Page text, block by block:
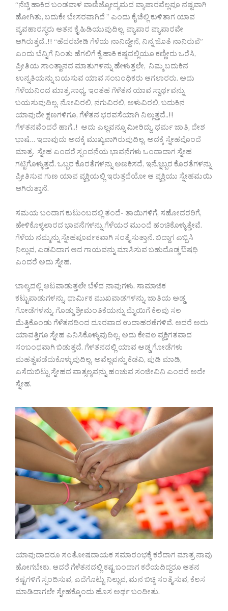
“ನೆಚ್ಚಿ ಹಾಕಿದ ಬಂಡವಾಳ ವಾಣಿಜ್ಯೋದ್ಯಮದ ವ್ಯಾಪಾರವೆಲ್ಲವೂ ನಷ್ಟವಾಗಿ
ಹೋಗಿತು, ಬದುಕೇ ಬೇಸರವಾಗಿದೆ ” ಎಂದು ಕೈ ಚೆಲ್ಲಿ ಕುಳಿತಾಗ ಯಾವ
ವ್ಯವಹಾರಸ್ಥರು ಆತನ ಕೈ ಹಿಡಿಯುವುದಿಲ್ಲ. ವ್ಯಾಪಾರ ವ್ಯಾಪಾರವೇ
ಆಗಿರುತ್ತದೆ..!! “ಹೆದರಬೇಡಿ ಗೆಳೆಯ ನಾನಿದ್ದೇನೆ, ನಿನ್ನ ಜೊತೆ ನಾನಿರುವೆ”
ಎಂದು ಬೆನ್ನಿಗೆ ನಿಂತು ಹೆಗಲಿಗೆ ಕೈ ಹಾಕಿ ಕಷ್ಟದಲ್ಲಿಯೂ ಕಣ್ಣೀರು ಒರೆಸಿ,
ಪ್ರೀತಿಯ ಸಾಂತ್ವಾನದ ಮಾತುಗಳನ್ನು ಹೇಳುತ್ತಲೇ, ನಿಮ್ಮ ಬದುಕಿನ
ಉನ್ನತಿಯನ್ನು ಬಯಸುವ ಯಾವ ಸಂಬಂಧಿಕರು ಆಗಲಾರರು. ಅದು
ಗೆಳೆಯನಿಂದ ಮಾತ್ರ ಸಾಧ್ಯ. ಇಂತಹ ಗೆಳೆತನ ಯಾವ ಸ್ವಾರ್ಥವನ್ನು
ಬಯಸುವುದಿಲ್ಲ. ನೋವಿರಲಿ, ನಗುವಿರಲಿ, ಅಳುವಿರಲಿ, ಬದುಕಿನ
ಯಾವುದೇ ಕ್ಷಣಗಳಿಗೂ, ಗೆಳೆತನ ಭರವಸೆಯಾಗಿ ನಿಲ್ಲುತ್ತದೆ..!!
ಗೆಳತನವೆಂದರೆ ಹಾಗೆ..! ಅದು ಎಲ್ಲವನ್ನೂ ಮೀರಿದ್ದು. ಧರ್ಮ ಜಾತಿ, ದೇಶ
ಭಾಷೆ… ಇದಾವುದು ಅದಕ್ಕೆ ಮುಖ್ಯವಾಗಿರುವುದಿಲ್ಲ. ಅದಕ್ಕೆ ಸ್ನೇಹವೊಂದೆ
ಮಾತ್ರ. ಸ್ನೇಹ ಎಂದರೆ ಸ್ಪಂದನೆಯ ಭಾವನೆಗಳು ಒಂದಾದಾಗ ಸ್ನೇಹ
ಗಟ್ಟಿಗೊಳ್ಳುತ್ತದೆ. ಒಬ್ಬರ ಕೊರತೆಗಳನ್ನು ಅಣಕಿಸದೆ, ಇನ್ನೊಬ್ಬರ ಕೊರತೆಗಳನ್ನು
ಪ್ರೀತಿಸುವ ಗುಣ ಯಾವ ವ್ಯಕ್ತಿಯಲ್ಲಿ ಇರುತ್ತದೆಯೋ ಆ ವ್ಯಕ್ತಿಯು ಸ್ನೇಹಮಯಿ
ಆಗಿರುತ್ತಾನೆ.
ಸಮಯ ಬಂದಾಗ ಕುಟುಂಬದಲ್ಲಿ ತಂದೆ- ತಾಯಿಗಳಿಗೆ, ಸಹೋದರರಿಗೆ,
ಹೇಳಿಕೊಳ್ಳಲಾರದ ಭಾವನೆಗಳನ್ನು ಗೆಳೆಯರ ಮುಂದೆ ಹಂಚಿಕೊಳ್ಳುತ್ತೇವೆ.
ಗೆಳೆಯ ನಮ್ಮನ್ನು ಸ್ನೇಹಪೂರ್ವಕವಾಗಿ ಸಂತೈಸುತ್ತಾನೆ. ಬಿದ್ದಾಗ ಎಬ್ಬಿಸಿ
ನಿಲ್ಲುವ, ಎಡವಿದಾಗ ಆದ ಗಾಯವನ್ನು ಮಾಸಿಸುವ ಬಹುದೊಡ್ಡ ಔಷಧಿ
ಎಂದರೆ ಅದು ಸ್ನೇಹ.
ಬಾಲ್ಯದಲ್ಲಿ ಆಟವಾಡುತ್ತಲೇ ಬೆಳೆದ ನಾವುಗಳು. ಸಾಮಾಜಿಕ
ಕಟ್ಟುಪಾಡುಗಳನ್ನು, ಧಾರ್ಮಿಕ ಮುಖವಾಡಗಳನ್ನು, ಜಾತಿಯ ಅಡ್ಡ
ಗೋಡೆಗಳನ್ನು, ಗೊಡ್ಡು ಶ್ರೀಮಂತಿಕೆಯನ್ನು ಮೈಯಿಗೆ ಕೆಲವು ಸಲ
ಮೆತ್ತಿಕೊಂಡು ಗೆಳೆತನದಿಂದ ದೂರವಾದ ಉದಾಹರಣೆಗಳಿವೆ. ಆದರೆ ಅದು
ಯಾವತ್ತಿಗೂ ಸ್ನೇಹ ಎನಿಸಿಕೊಳ್ಳುವುದಿಲ್ಲ. ಅದು ಕೇವಲ ವ್ಯಕ್ತಿಗತವಾದ
ಸಂಬಂಧವಾಗಿ ಬಿಡುತ್ತದೆ. ಗೆಳತನದಲ್ಲಿ ಯಾವ ಅಡ್ಡ ಗೋಡೆಗಳು
ಮಹತ್ವಪಡೆದುಕೊಳ್ಳುವುದಿಲ್ಲ. ಅವೆಲ್ಲವನ್ನು ಕೆಡವಿ, ಪುಡಿ ಮಾಡಿ,
ಎಸೆದುಬಿಟ್ಟು ಸ್ನೇಹದ ವಾತ್ಸಲ್ಯವನ್ನು ಹಂಚುವ ಸಂಜೀವಿನಿ ಎಂದರೆ ಅದೇ
ಸ್ನೇಹ.
ಯಾವುದಾದರೂ ಸಂತೋಷದಾಯಕ ಸಮಾರಂಭಕ್ಕೆ ಕರೆದಾಗ ಮಾತ್ರ ನಾವು
ಹೋಗಬೇಕು. ಆದರೆ ಗೆಳೆತನದಲ್ಲಿ ಕಷ್ಟ ಬಂದಾಗ ಕರೆಯದಿದ್ದರೂ ಆತನ
ಕಷ್ಟಗಳಿಗೆ ಸ್ಪಂದಿಸುವ, ಎದೆಗೊಟ್ಟು ನಿಲ್ಲುವ, ಮನ ಬಿಚ್ಚಿ ಸಂತೈಸುವ, ಕೆಲಸ
ಮಾಡಿದಾಗಲೇ ಸ್ನೇಹಕ್ಕೊಂದು ಹೊಸ ಅರ್ಥ ಬಂದೀತು.